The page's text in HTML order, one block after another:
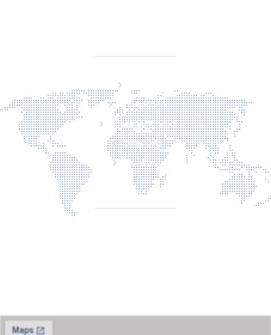
Producten
Laserveiligheid
Over ons
Contact
CONTACT